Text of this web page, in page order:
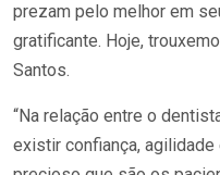
prezam pelo melhor em
gratificante. Hoje,
Santos.
“Na relação entre o
existir confiança,